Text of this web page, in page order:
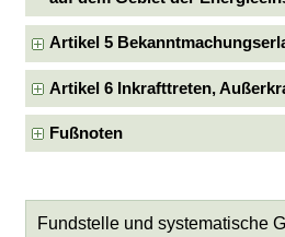
Artikel 5
Artikel 6 Inkrafttreten,
Fußnoten
Fundstelle und systematische